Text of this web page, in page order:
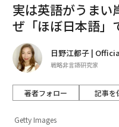
実は英語がうまい
ぜ「ほぼ日本語」
日野江都子 |
戦略非言語研究家
著者フォロー 記事を
Getty Images